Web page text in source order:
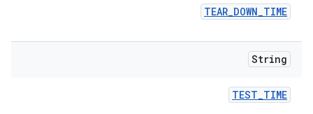
TEAR_DOWN_TIME
String
TEST_TIME